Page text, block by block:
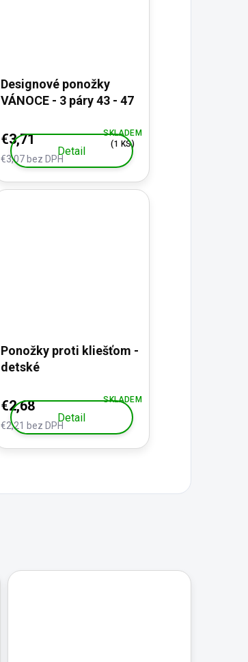
Designové ponožky
VÁNOCE - 3 páry 43 - 47
€3,07 bez DPH
€3,71
SKLADEM
(1 KS)
Detail
Ponožky proti kliešťom -
detské
€2,21 bez DPH
€2,68 SKLADEM
Detail